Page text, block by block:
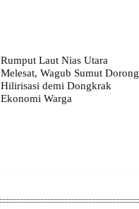
Rumput Laut Nias Utara
Melesat, Wagub Sumut Dorong
Hilirisasi demi Dongkrak
Ekonomi Warga